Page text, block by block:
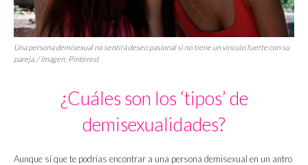
Una persona demisexual no sentirá deseo pasional si no tiene un vínculo fuerte con su
pareja. / Imagen: Pinterest
¿Cuáles son los ‘tipos’ de
demisexualidades?
Aunque sí que te podrías encontrar a una persona demisexual en un antro